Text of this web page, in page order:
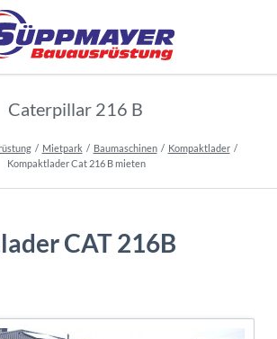
Caterpillar 216 B
Mietpark Baumaschinen
Kompaktlader
Kompaktlader Cat 216 B mieten
CAT 216B